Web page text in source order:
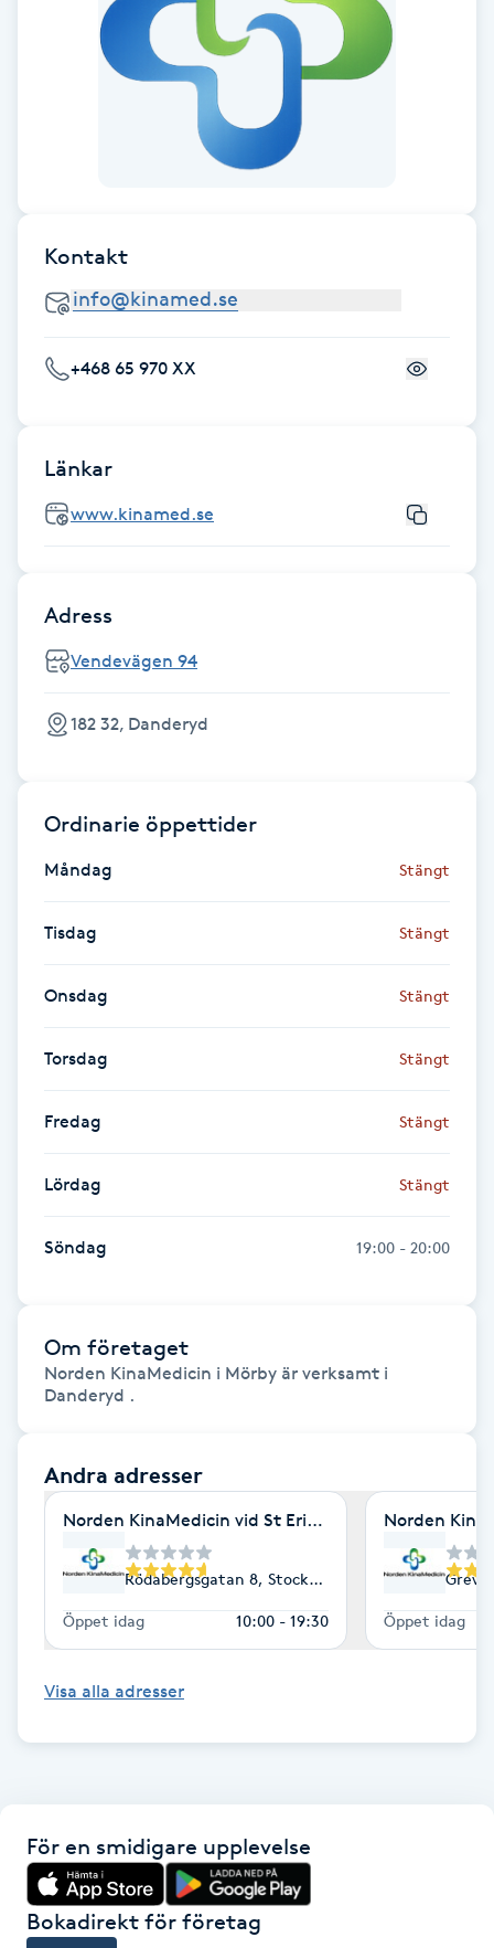
Face framing
Fet hårbotten
Fettreducering
Fotsvamp
Fotvård
Fransförlängning
Fransförlängning Megavolym
Fransförlängning Volym
Fransk manikyr
Fransrengöring
Frekvensterapi
Friskvård
Friskvårdsmassage
Funktionsanalys
Färgning
Föning
Gelenaglar
Gravidmassage
Gravidyoga
Kontakt
+468 65 970 XX
Länkar
www.kinamed.se
Adress
Vendevägen 94
182 32, Danderyd
Ordinarie öppettider
Måndag Stängt
Tisdag Stängt
Onsdag Stängt
Torsdag Stängt
Fredag Stängt
Lördag Stängt
Söndag 19:00 - 20:00
Om företaget
Norden KinaMedicin i Mörby är verksamt i
Danderyd .
Andra adresser
Norden KinaMedicin vid St Eriksplan
Rödabergsgatan 8, Stockholm / St Eriksplan /
Öppet idag 10:00 - 19:30
Norden
Öppet idag
Visa alla adresser
För en smidigare upplevelse
Bokadirekt för företag